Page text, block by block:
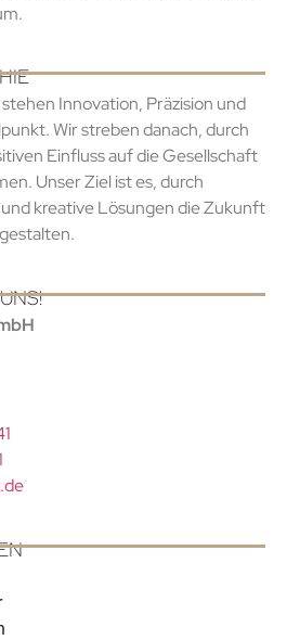
Innovation, Präzision und
Wir streben danach, durch
Einfluss auf die Gesellschaft
Unser Ziel ist es, durch
kreative Lösungen die Zukunft